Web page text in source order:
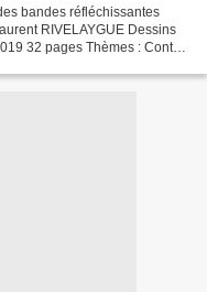
bandes réfléchissantes
RIVELAYGUE Dessins
32 pages Thèmes : Contes